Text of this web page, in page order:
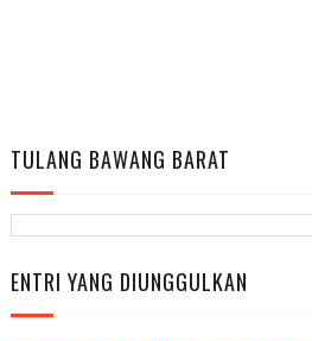
TULANG BAWANG BARAT
ENTRI YANG DIUNGGULKAN